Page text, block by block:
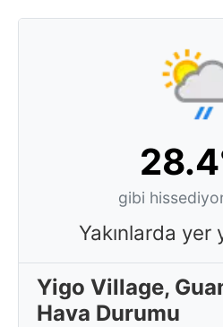
gibi
Yakınlarda yer
Yigo Village,
Hava Durumu